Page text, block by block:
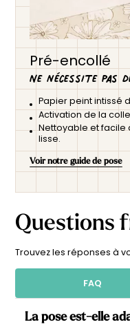
Pré-encollé
Ne nécessite pas
Papier peint intissé
Activation de la
Nettoyable et facile
lisse.
Voir notre guide de pose
Questions
Trouvez les réponses à
FAQ
La pose est-elle